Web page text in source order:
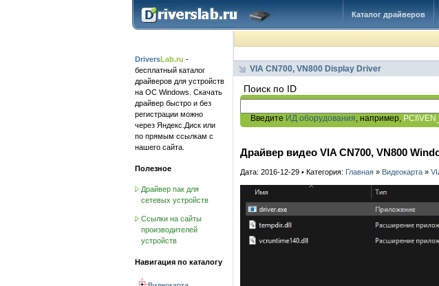
Каталог драйверов
DriversLab.ru -
бесплатный каталог
драйверов для устройств
на ОС Windows. Скачать
драйвер быстро и без
регистрации можно
через Яндекс.Диск или
по прямым ссылкам с
нашего сайта.
Полезное
Драйвер пак для
сетевых устройств
Ссылки на сайты
производителей
устройств
Навигация по каталогу
VIA CN700, VN800 Display Driver
Поиск по ID
Введите ИД оборудования, например,
Драйвер видео VIA CN700, VN800
Дата: 2016-12-29 • Категория: Главная » Видеокарта »